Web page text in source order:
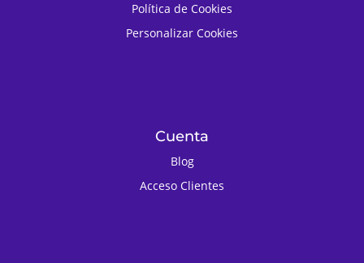
Política de Cookies
Personalizar Cookies
Cuenta
Blog
Acceso Clientes